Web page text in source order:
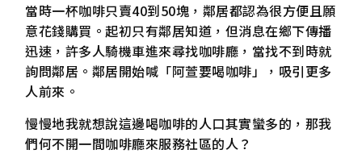
當時一杯咖啡只賣40到50塊，鄰居都認為很方便且願
意花錢購買。起初只有鄰居知道，但消息在鄉下傳播
迅速，許多人騎機車進來尋找咖啡廳，當找不到時就
詢問鄰居。鄰居開始喊「阿萱要喝咖啡」，吸引更多
人前來。
慢慢地我就想說這邊喝咖啡的人口其實蠻多的，那我
們何不開一間咖啡廳來服務社區的人？